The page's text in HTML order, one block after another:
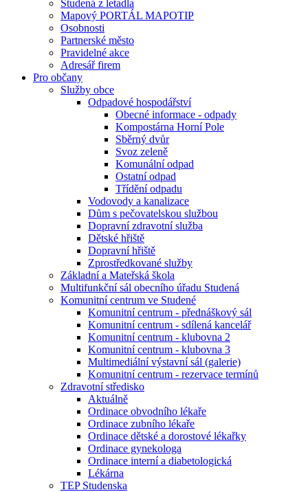
Studená z letadla
Mapový PORTÁL MAPOTIP
Osobnosti
Partnerské město
Pravidelné akce
Adresář firem
Pro občany
Služby obce
Odpadové hospodářství
Obecné informace - odpady
Kompostárna Horní Pole
Sběrný dvůr
Svoz zeleně
Komunální odpad
Ostatní odpad
Třídění odpadu
Vodovody a kanalizace
Dům s pečovatelskou službou
Dopravní zdravotní služba
Dětské hřiště
Dopravní hřiště
Zprostředkované služby
Základní a Mateřská škola
Multifunkční sál obecního úřadu Studená
Komunitní centrum ve Studené
Komunitní centrum - přednáškový sál
Komunitní centrum - sdílená kancelář
Komunitní centrum - klubovna 2
Komunitní centrum - klubovna 3
Multimediální výstavní sál (galerie)
Komunitní centrum - rezervace termínů
Zdravotní středisko
Aktuálně
Ordinace obvodního lékaře
Ordinace zubního lékaře
Ordinace dětské a dorostové lékařky
Ordinace gynekologa
Ordinace interní a diabetologická
Lékárna
TEP Studenska